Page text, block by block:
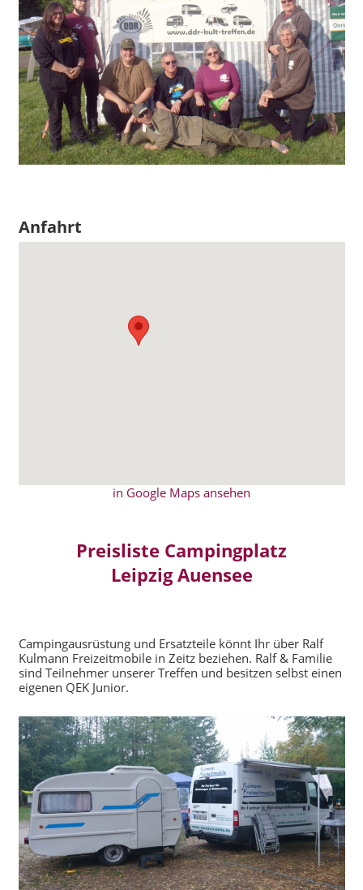
Anfahrt
in Google Maps ansehen
Preisliste Campingplatz
Leipzig Auensee
Campingausrüstung und Ersatzteile könnt Ihr über Ralf
Kulmann Freizeitmobile in Zeitz beziehen. Ralf & Familie
sind Teilnehmer unserer Treffen und besitzen selbst einen
eigenen QEK Junior.